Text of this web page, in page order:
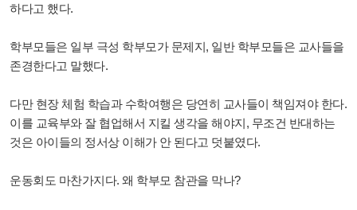
하다고 했다.
학부모들은 일부 극성 학부모가 문제지, 일반 학부모들은 교사들을
존경한다고 말했다.
다만 현장 체험 학습과 수학여행은 당연히 교사들이 책임져야 한다.
이를 교육부와 잘 협업해서 지킬 생각을 해야지, 무조건 반대하는
것은 아이들의 정서상 이해가 안 된다고 덧붙였다.
운동회도 마찬가지다. 왜 학부모 참관을 막나?